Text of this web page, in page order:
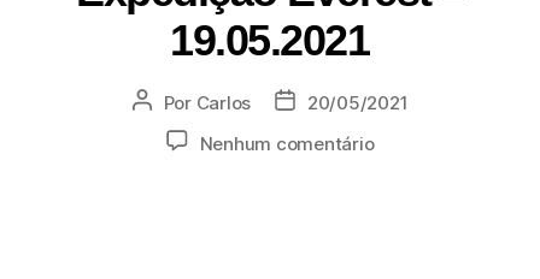
19.05.2021
Por Carlos
20/05/2021
Nenhum comentário